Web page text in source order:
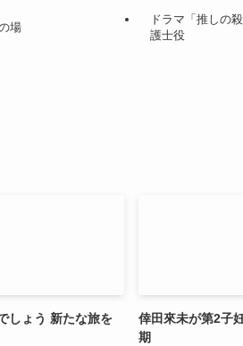
場
ドラマ「推しの
護士役
しょう 新たな旅を
倖田來未が第2子
期